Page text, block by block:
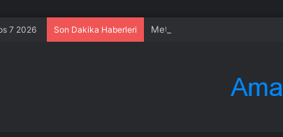
7 2026 Son Dakika Haberleri Meteoroloji’den Batı